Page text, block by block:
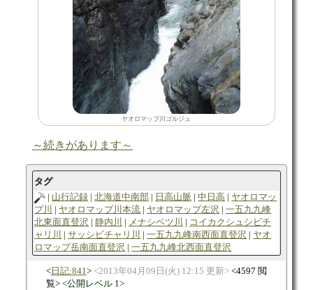
ヤオロマップ川ゴルジュ
～続きがあります～
タグ
山行記録
北海道中南部 日高山脈 中日高
ヤオロマッ
プ川
ヤオロマップ川本流 ヤオロマップ左沢
一五九九峰
北東面直登沢
静内川 メナシベツ川
コイカクシュシビチ
ャリ川
サッシビチャリ川 一五九九峰南西面直登沢
ヤオ
ロマップ岳南面直登沢
一五九九峰北西面直登沢
日記:841 2013年04月09日(火) 12:15 更新
4597 閲
覧
公開レベル 1